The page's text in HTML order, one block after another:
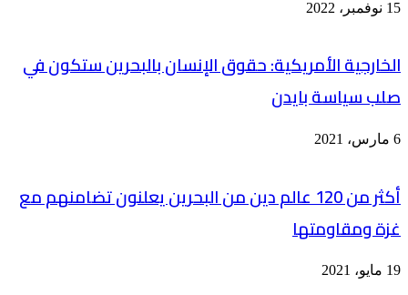
15 نوفمبر، 2022
الخارجية الأمريكية: حقوق الإنسان بالبحرين ستكون في
صلب سياسة بايدن
6 مارس، 2021
أكثر من 120 عالم دين من البحرين يعلنون تضامنهم مع
غزة ومقاومتها
19 مايو، 2021